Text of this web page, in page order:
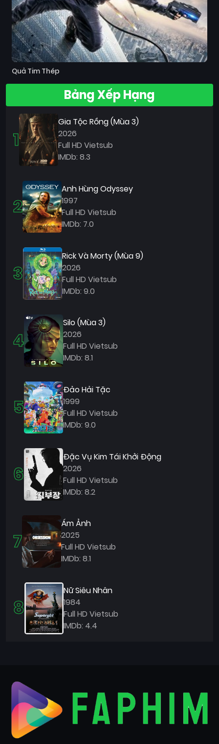
Quả Tim Thép
Bảng Xếp Hạng
1
Gia Tộc Rồng (Mùa 3)
2026
Full HD Vietsub
IMDb: 8.3
2
Anh Hùng Odyssey
1997
Full HD Vietsub
IMDb: 7.0
3
Rick Và Morty (Mùa 9)
2026
Full HD Vietsub
IMDb: 9.0
4
Silo (Mùa 3)
2026
Full HD Vietsub
IMDb: 8.1
5
Đảo Hải Tặc
1999
Full HD Vietsub
IMDb: 9.0
6
Đặc Vụ Kim Tái Khởi Động
2026
Full HD Vietsub
IMDb: 8.2
7
Ám Ảnh
2025
Full HD Vietsub
IMDb: 8.1
8
Nữ Siêu Nhân
1984
Full HD Vietsub
IMDb: 4.4